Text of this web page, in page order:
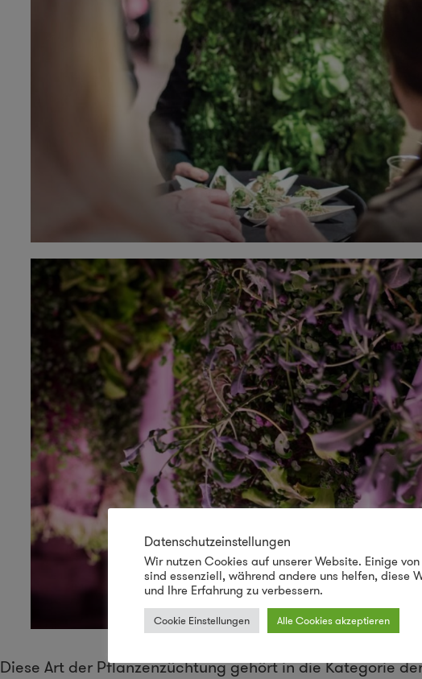
Diese Art der Pflanzenzüchtung gehört in die Kategorie
Datenschutzeinstellungen
Wir nutzen Cookies auf unserer Website. Einige
sind essenziell, während andere uns helfen, diese
und Ihre Erfahrung zu verbessern.
Cookie Einstellungen Alle Cookies akzeptieren